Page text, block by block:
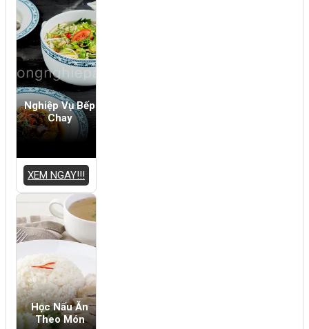
Nghiệp Vụ Bếp
Chay
XEM NGAY!!!
Học Nấu Ăn
Theo Món